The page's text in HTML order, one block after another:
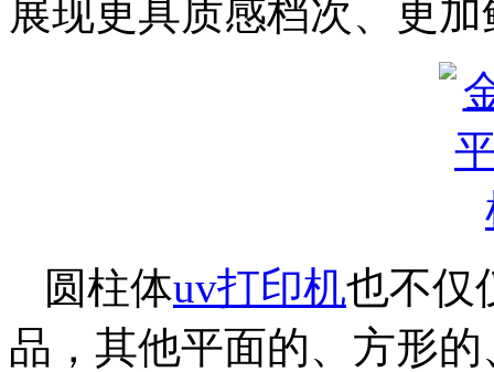
展现更具质感档次、更
圆柱体uv打印机也不仅
品，其他平面的、方形